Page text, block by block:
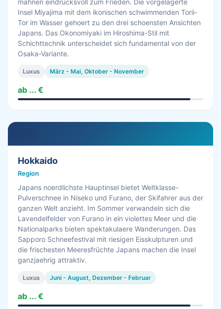
mahnen eindrucksvoll zum Frieden. Die vorgelagerte
Insel Miyajima mit dem ikonischen schwimmenden Torii-
Tor im Wasser gehoert zu den drei schoensten Ansichten
Japans. Das Okonomiyaki im Hiroshima-Stil mit
Schichttechnik unterscheidet sich fundamental von der
Osaka-Variante.
Luxus März - Mai, Oktober - November
ab ... €
Hokkaido
Region
Japans noerdlichste Hauptinsel bietet Weltklasse-
Pulverschnee in Niseko und Furano, der Skifahrer aus der
ganzen Welt anzieht. Im Sommer verwandeln sich die
Lavendelfelder von Furano in ein violettes Meer und die
Nationalparks bieten spektakulaere Wanderungen. Das
Sapporo Schneefestival mit riesigen Eisskulpturen und
die frischesten Meeresfrüchte Japans machen die Insel
ganzjaehrig attraktiv.
Luxus Juni - August, Dezember - Februar
ab ... €